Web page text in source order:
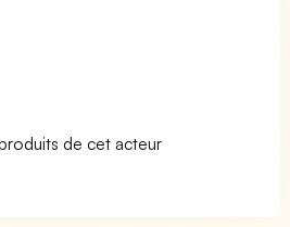
de cet acteur